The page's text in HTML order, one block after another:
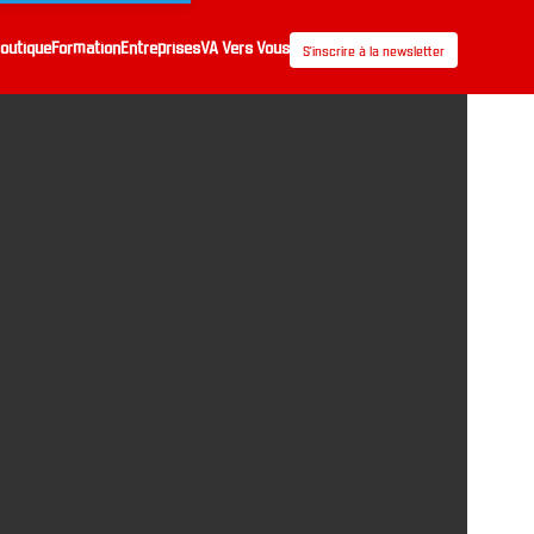
FormationEntreprisesVA Vers Vous S’inscrire à la newsletter